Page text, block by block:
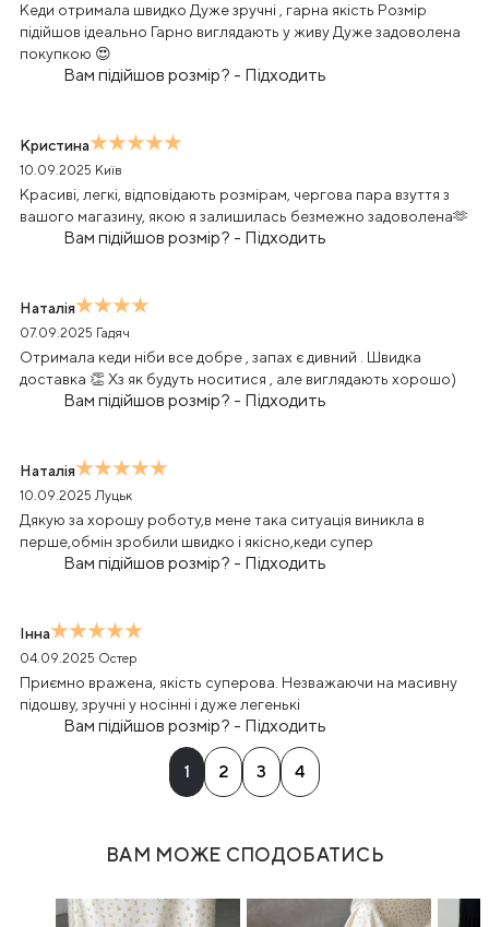
Кеди отримала швидко Дуже зручні , гарна якість Розмір
підійшов ідеально Гарно виглядають у живу Дуже задоволена
покупкою 😍
Вам підійшов розмір? - Підходить
Кристина
10.09.2025 Київ
Красиві, легкі, відповідають розмірам, чергова пара взуття з
вашого магазину, якою я залишилась безмежно задоволена🫶
Вам підійшов розмір? - Підходить
Наталія
07.09.2025 Гадяч
Отримала кеди ніби все добре , запах є дивний . Швидка
доставка 👏 Хз як будуть носитися , але виглядають хорошо)
Вам підійшов розмір? - Підходить
Наталія
10.09.2025 Луцьк
Дякую за хорошу роботу,в мене така ситуація виникла в
перше,обмін зробили швидко і якісно,кеди супер
Вам підійшов розмір? - Підходить
Інна
04.09.2025 Остер
Приємно вражена, якість суперова. Незважаючи на масивну
підошву, зручні у носінні і дуже легенькі
Вам підійшов розмір? - Підходить
1 2 3 4
ВАМ МОЖЕ СПОДОБАТИСЬ